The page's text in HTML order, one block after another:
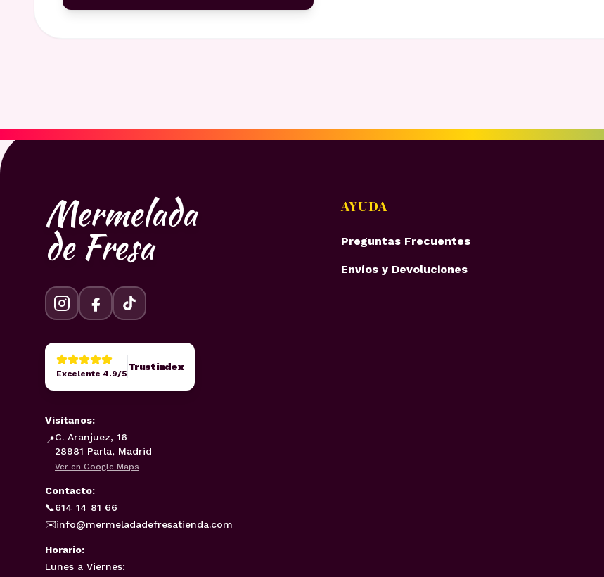
Mermelada
de Fresa
Excelente 4.9/5
Trustindex
Visítanos:
📍C. Aranjuez, 16
28981 Parla, Madrid
Ver en Google Maps
Contacto:
📞614 14 81 66
✉️info@mermeladadefresatienda.com
Horario:
Lunes a Viernes:
AYUDA
Preguntas Frecuentes
Envíos y Devoluciones